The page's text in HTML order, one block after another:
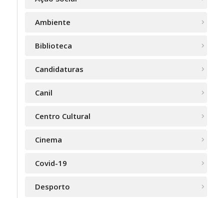
Ambiente
Biblioteca
Candidaturas
Canil
Centro Cultural
Cinema
Covid-19
Desporto